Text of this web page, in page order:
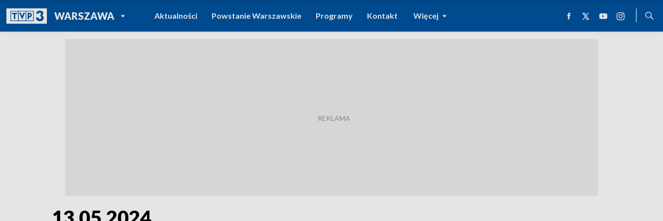
WARSZAWAPOWRÓT DO
TVP REGIONY
Aktualności Powstanie Warszawskie Programy Kontakt Więcej